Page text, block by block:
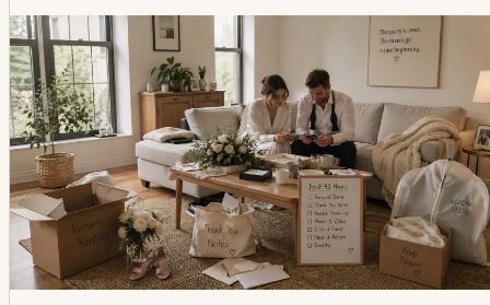
los árboles hasta la luz cambiante a lo largo del día.